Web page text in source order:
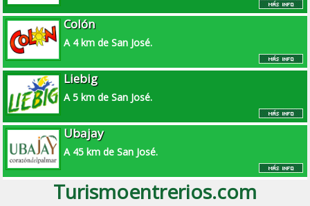
Colón
A 4 km de San José.
Liebig
A 5 km de San José.
Ubajay
A 45 km de San José.
Turismoentrerios.com